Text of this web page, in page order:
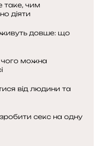
таке, чим
діяти
довше: що
чого можна
від людини та
секс на одну